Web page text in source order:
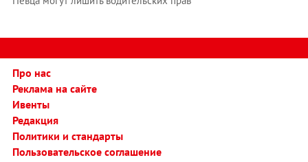
Про нас
Реклама на сайте
Ивенты
Редакция
Политики и стандарты
Пользовательское соглашение